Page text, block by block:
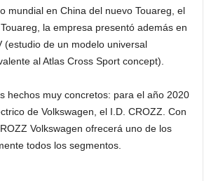
mundial en China del nuevo Touareg, el
la empresa presentó además en
(estudio de un modelo universal
al Atlas Cross Sport concept).
hechos muy concretos: para el año 2020
de Volkswagen, el I.D. CROZZ. Con
Volkswagen ofrecerá uno de los
todos los segmentos.